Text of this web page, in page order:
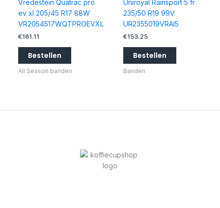
Vredestein Quatrac pro
ev xl 205/45 R17 88W
VR2054517WQTPROEVXL
€161.11
Bestellen
All Season banden
Uniroyal Rainsport 5 fr
235/50 R19 99V
UR2355019VRAI5
€153.25
Bestellen
Banden